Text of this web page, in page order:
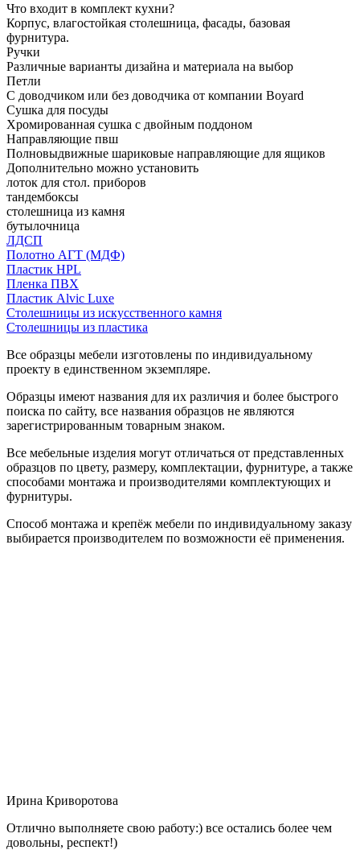
Что входит в комплект кухни?
Корпус, влагостойкая столешница, фасады, базовая
фурнитура.
Ручки
Различные варианты дизайна и материала на выбор
Петли
С доводчиком или без доводчика от компании Boyard
Сушка для посуды
Хромированная сушка с двойным поддоном
Направляющие пвш
Полновыдвижные шариковые направляющие для ящиков
Дополнительно можно установить
лоток для стол. приборов
тандембоксы
столешница из камня
бутылочница
ЛДСП
Полотно АГТ (МДФ)
Пластик HPL
Пленка ПВХ
Пластик Alvic Luxe
Столешницы из искусственного камня
Столешницы из пластика
Все образцы мебели изготовлены по индивидуальному
проекту в единственном экземпляре.
Образцы имеют названия для их различия и более быстрого
поиска по сайту, все названия образцов не являются
зарегистрированным товарным знаком.
Все мебельные изделия могут отличаться от представленных
образцов по цвету, размеру, комплектации, фурнитуре, а также
способами монтажа и производителями комплектующих и
фурнитуры.
Способ монтажа и крепёж мебели по индивидуальному заказу
выбирается производителем по возможности её применения.
Ирина Криворотова
Отлично выполняете свою работу:) все остались более чем
довольны, респект!)